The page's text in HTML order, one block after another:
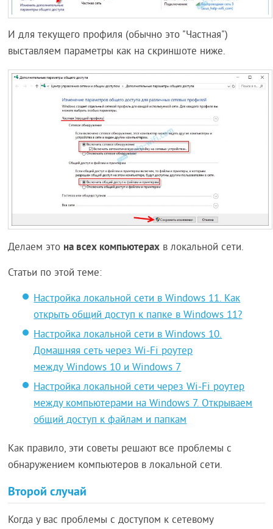
И для текущего профиля (обычно это "Частная")
выставляем параметры как на скриншоте ниже.
Делаем это на всех компьютерах в локальной сети.
Статьи по этой теме:
Настройка локальной сети в Windows 11. Как
открыть общий доступ к папке в Windows 11?
Настройка локальной сети в Windows 10.
Домашняя сеть через Wi-Fi роутер
между Windows 10 и Windows 7
Настройка локальной сети через Wi-Fi роутер
между компьютерами на Windows 7. Открываем
общий доступ к файлам и папкам
Как правило, эти советы решают все проблемы с
обнаружением компьютеров в локальной сети.
Второй случай
Когда у вас проблемы с доступом к сетевому